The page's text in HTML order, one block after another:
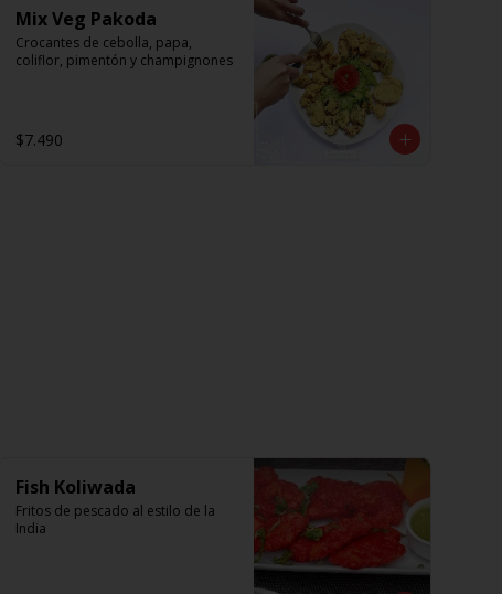
Mix Veg Pakoda
Crocantes de cebolla, papa,
coliflor, pimentón y champignones
$7.490
Fish Koliwada
Fritos de pescado al estilo de la
India